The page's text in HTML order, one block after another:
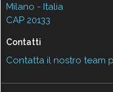
Milano - Italia
CAP 20133
Contatti
Contatta il nostro team